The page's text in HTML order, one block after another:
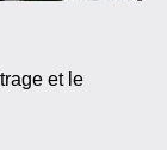
et le